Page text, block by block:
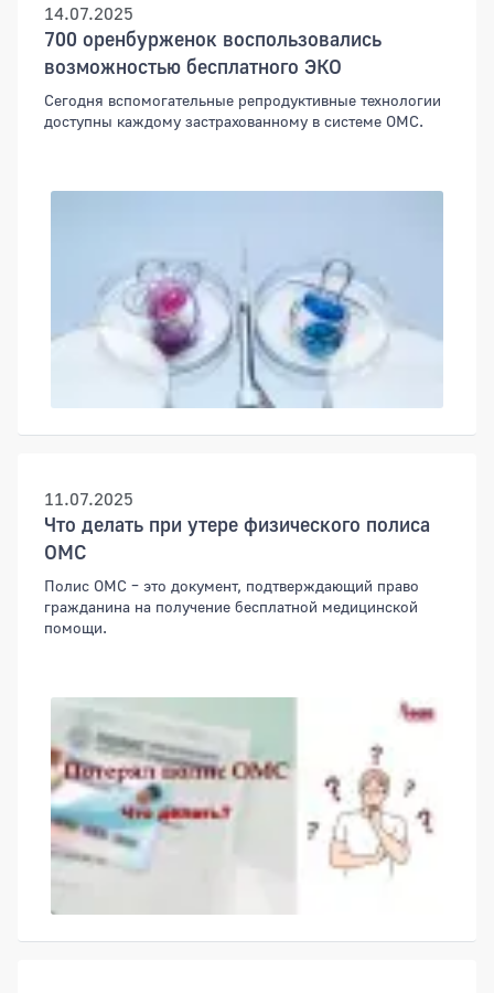
14.07.2025
700 оренбурженок воспользовались
возможностью бесплатного ЭКО
Сегодня вспомогательные репродуктивные технологии
доступны каждому застрахованному в системе ОМС.
11.07.2025
Что делать при утере физического полиса
ОМС
Полис ОМС – это документ, подтверждающий право
гражданина на получение бесплатной медицинской
помощи.